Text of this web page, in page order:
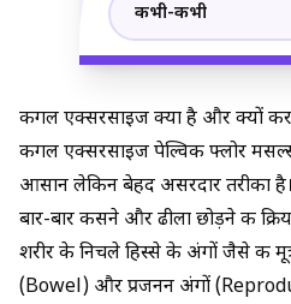
कभी-कभी
कीगल एक्सरसाइज क्या है और क्यों
कीगल एक्सरसाइज पेल्विक फ्लोर
आसान लेकिन बेहद असरदार तरीका
बार-बार कसने और ढीला छोड़ने की
शरीर के निचले हिस्से के अंगों जैसे की
(Bowel) और प्रजनन अंगों